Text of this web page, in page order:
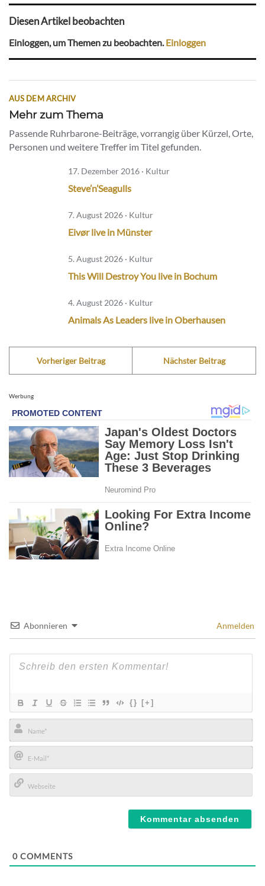
Diesen Artikel beobachten
Einloggen, um Themen zu beobachten. Einloggen
AUS DEM ARCHIV
Mehr zum Thema
Passende Ruhrbarone-Beiträge, vorrangig über Kürzel, Orte,
Personen und weitere Treffer im Titel gefunden.
17. Dezember 2016 · Kultur
Steve’n’Seagulls
7. August 2026 · Kultur
Eivør live in Münster
5. August 2026 · Kultur
This Will Destroy You live in Bochum
4. August 2026 · Kultur
Animals As Leaders live in Oberhausen
Vorheriger Beitrag Nächster Beitrag
Werbung
Abonnieren Anmelden
{} [+]
Name*
E-
Mail*
0 COMMENTS